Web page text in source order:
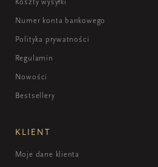
Numer konta bankowego
Polityka prywatności
Regulamin
Nowości
Bestsellery
KLIENT
Moje dane klienta